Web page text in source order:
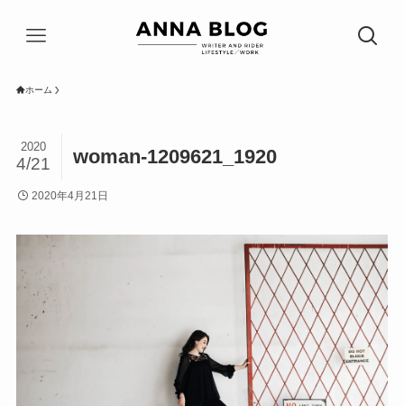
ホーム
woman-1209621_1920
2020
4/21
2020年4月21日